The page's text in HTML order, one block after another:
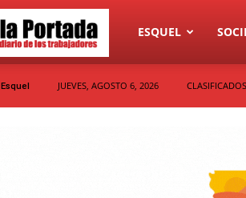
Diario
La
ESQUEL
Esquel JUEVES, AGOSTO 6, 2026 CLASIFICADOS